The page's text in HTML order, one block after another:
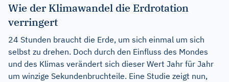
Wie der Klimawandel die Erdrotation
verringert
24 Stunden braucht die Erde, um sich einmal um sich
selbst zu drehen. Doch durch den Einfluss des Mondes
und des Klimas verändert sich dieser Wert Jahr für Jahr
um winzige Sekundenbruchteile. Eine Studie zeigt nun,